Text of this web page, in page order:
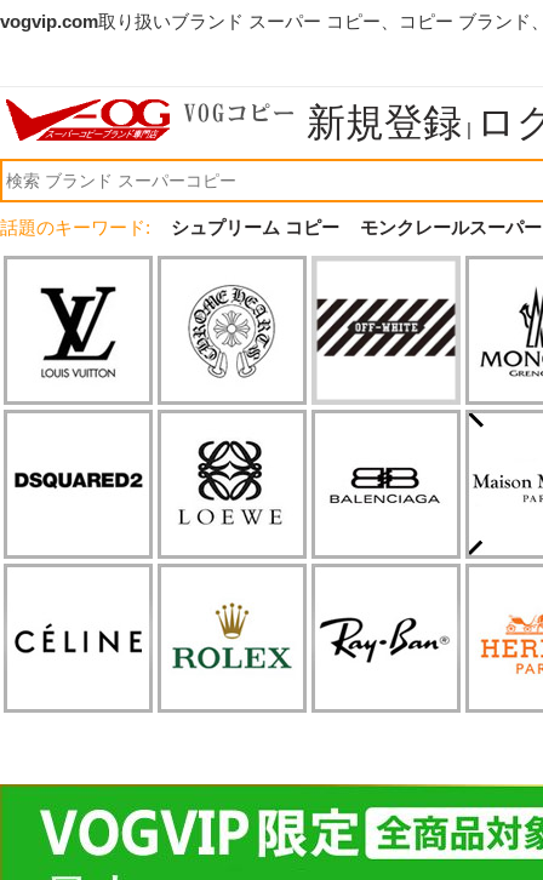
vogvip.com取り扱いブランド スーパー コピー、コピー ブランド
新規登録 | ロ
話題のキーワード: シュプリーム コピー モンクレールスーパ